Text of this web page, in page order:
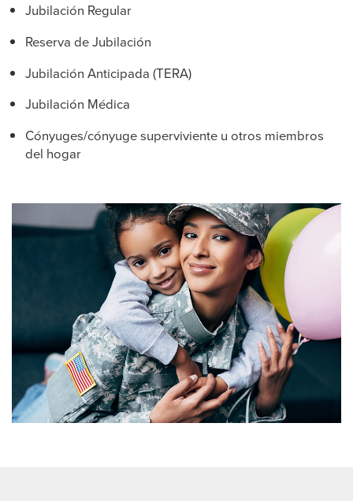
Jubilación Regular
Reserva de Jubilación
Jubilación Anticipada (TERA)
Jubilación Médica
Cónyuges/cónyuge superviviente u otros miembros
del hogar